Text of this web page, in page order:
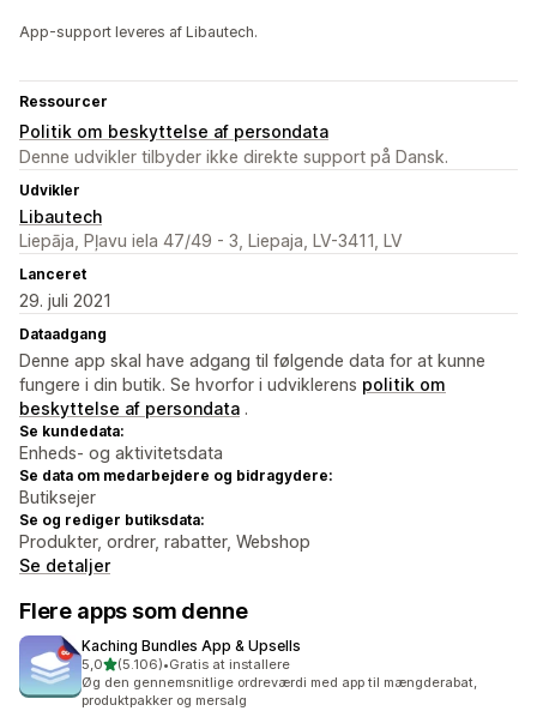
App-support leveres af Libautech.
Ressourcer
Politik om beskyttelse af persondata
Denne udvikler tilbyder ikke direkte support på Dansk.
Udvikler
Libautech
Liepāja, Pļavu iela 47/49 - 3, Liepaja, LV-3411, LV
Lanceret
29. juli 2021
Dataadgang
Denne app skal have adgang til følgende data for at kunne
fungere i din butik. Se hvorfor i udviklerens politik om
beskyttelse af persondata .
Se kundedata:
Enheds- og aktivitetsdata
Se data om medarbejdere og bidragydere:
Butiksejer
Se og rediger butiksdata:
Produkter, ordrer, rabatter, Webshop
Se detaljer
Flere apps som denne
Kaching Bundles App & Upsells
5,0ud af 5 stjerner
(5.106)
5106 anmeldelser i alt
•Gratis at installere
Øg den gennemsnitlige ordreværdi med app til mængderabat,
produktpakker og mersalg